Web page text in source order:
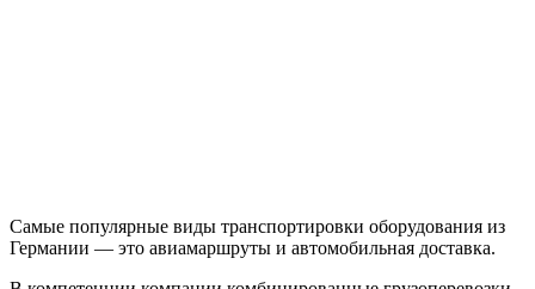
Самые популярные виды транспортировки оборудования из
Германии — это авиамаршруты и автомобильная доставка.